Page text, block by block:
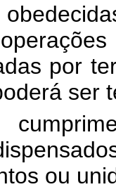
por
ser
ou